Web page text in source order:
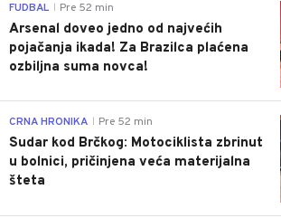
FUDBAL Pre 52 min
Arsenal doveo jedno od najvećih
pojačanja ikada! Za Brazilca plaćena
ozbiljna suma novca!
CRNA HRONIKA Pre 52 min
Sudar kod Brčkog: Motociklista zbrinut
u bolnici, pričinjena veća materijalna
šteta